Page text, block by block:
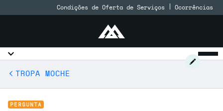
Condições de Oferta de Serviços Ocorrências
TROPA MOCHE
PERGUNTA